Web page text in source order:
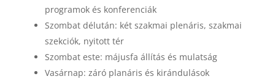
programok és konferenciák
Szombat délután: két szakmai plenáris, szakmai
szekciók, nyitott tér
Szombat este: májusfa állítás és mulatság
Vasárnap: záró planáris és kirándulások